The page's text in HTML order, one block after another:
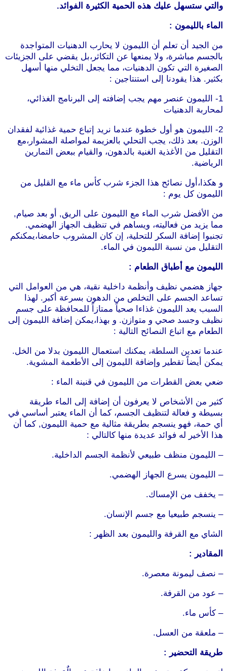
والتي ستسهل عليك هذه الحمية الكثيرة الفوائد.
الماء بالليمون :
من الجيد أن تعلم أن الليمون لا يحارب الدهنيات المتواجدة
بالجسم مباشرة، ولا يمنعها عن التكاثر،بل يقضي على الجزيئات
الصغيرة التي تكون الدهنيات، مما يجعل التخلي منها أسهل
بكثير. هذا يقودنا إلى استنتاجين :
1- الليمون عنصر مهم يجب إضافته إلى البرنامج الغذائي،
لمحاربة الدهنيات
2- الليمون هو أول خطوة عندما نريد إتباع حمية غذائية لفقدان
الوزن. بعد ذلك، يجب التحلي بالعزيمة لمواصلة المشوار،مع
التقليل من الأغذية الغنية بالدهون، والقيام ببعض التمارين
الرياضية.
و هكذا،أول نصائح هذا الجزء شرب كأس ماء مع القليل من
الليمون كل يوم :
من الأفضل شرب الماء مع الليمون على الريق, أو بعد صيام,
مما يزيد من فعاليته، ويساهم في تنظيف الجهاز الهضمي.
تجنبوا إضافة السكر للتحلية، إن كان المشروب حامضا،يمكنكم
التقليل من نسبة الليمون في الماء.
الليمون مع أطباق الطعام :
جهاز هضمي نظيف وأنظمة داخلية نقية، هي من العوامل التي
تساعد الجسم على التخلص من الدهون بسرعة أكبر. لهذا
السبب يعد الليمون غذاءا صحياً ممتازاً للمحافظة على جسم
نظيف وجسد صحي و متوازن. و بهذا،يمكن إضافة الليمون إلى
الطعام مع اتباع النصائح التالية :
عندما تعدين السلطة، يمكنك استعمال الليمون بدلا من الخل.
يمكن أيضاً تقطير وإضافة الليمون إلى الأطعمة المشوية.
ضعي بعض القطرات من الليمون في قنينة الماء :
كثير من الأشخاص لا يعرفون أن إضافة إلى الماء طريقة
بسيطة و فعالة لتنظيف الجسم، كما أن الماء يعتبر أساسي في
أي حمة، فهو ينسجم بطريقة مثالية مع حمية الليمون, كما أن
هذا الأخير له فوائد عديدة منها كالتالي :
– الليمون منظف طبيعي لأنظمة الجسم الداخلية.
– الليمون يسرع الجهاز الهضمي.
– يخفف من الإمساك.
– ينسجم طبيعيا مع جسم الإنسان.
الشاي مع القرفة والليمون بعد الظهر :
المقادير :
– نصف ليمونة معصرة.
– عود من القرفة.
– كأس ماء.
– ملعقة من العسل.
طريقة التحضير :